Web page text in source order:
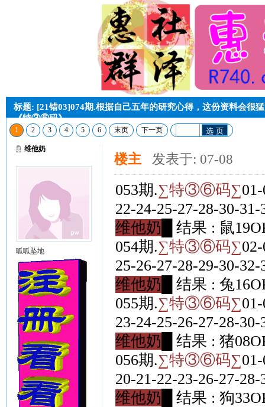
标题: [21错03]074期.根据自己五年的研究心得，这份资料会很
《特③⑥码》
1 2 3 4 5 6 末页 下一页 选 页
维他奶
呱呱坠地
楼主 发表于: 07-08
053期.∑特③⑥码∑
22-24-25-27-28-30-
维他奶█
结果 : 鼠
054期.∑特③⑥码∑
25-26-27-28-29-30-
维他奶█
结果 : 兔
055期.∑特③⑥码∑
23-24-25-26-27-28-
维他奶█
结果 : 猪
056期.∑特③⑥码∑
20-21-22-23-26-27-
维他奶█
结果 : 狗